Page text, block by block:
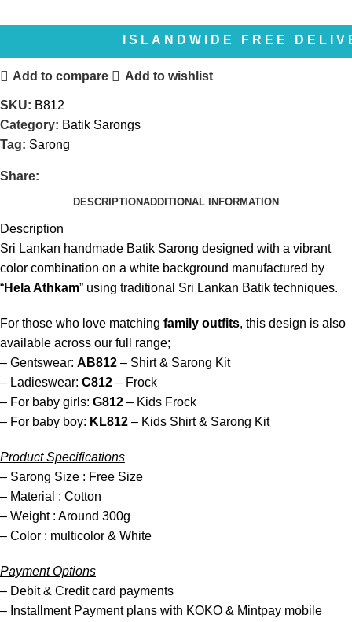
ISLANDWIDE FREE
Add to compare Add to wishlist
SKU: B812
Category: Batik Sarongs
Tag: Sarong
Share:
DESCRIPTIONADDITIONAL INFORMATION
Description
Sri Lankan handmade Batik Sarong designed with a vibrant
color combination on a white background manufactured by
“Hela Athkam” using traditional Sri Lankan Batik techniques.
For those who love matching family outfits, this design is also
available across our full range;
– Gentswear: AB812 – Shirt & Sarong Kit
– Ladieswear: C812 – Frock
– For baby girls: G812 – Kids Frock
– For baby boy: KL812 – Kids Shirt & Sarong Kit
Product Specifications
– Sarong Size : Free Size
– Material : Cotton
– Weight : Around 300g
– Color : multicolor & White
Payment Options
– Debit & Credit card payments
– Installment Payment plans with KOKO & Mintpay mobile